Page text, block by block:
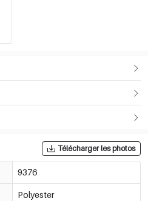
Télécharger les photos
9376
Polyester